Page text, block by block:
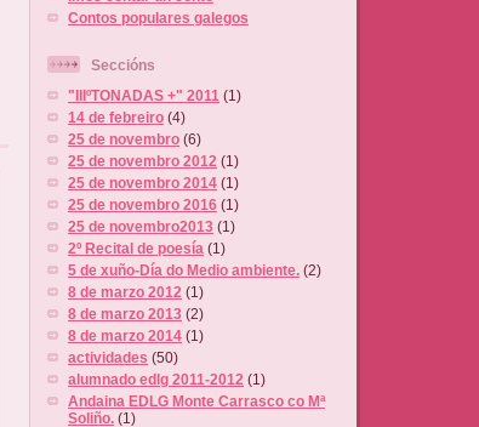
Contos populares galegos
Seccións
"IIIºTONADAS +" 2011 (1)
14 de febreiro (4)
25 de novembro (6)
25 de novembro 2012 (1)
25 de novembro 2014 (1)
25 de novembro 2016 (1)
25 de novembro2013 (1)
2º Recital de poesía (1)
5 de xuño-Día do Medio ambiente. (2)
8 de marzo 2012 (1)
8 de marzo 2013 (2)
8 de marzo 2014 (1)
actividades (50)
alumnado edlg 2011-2012 (1)
Andaina EDLG Monte Carrasco co Mª
Soliño. (1)